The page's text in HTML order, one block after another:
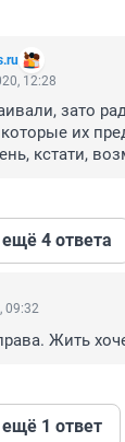
12:28
зато
их
кстати,
4 ответа
09:32
Жить
1 ответ